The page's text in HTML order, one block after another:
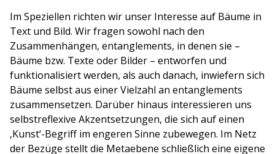
Im Speziellen richten wir unser Interesse auf Bäume in
Text und Bild. Wir fragen sowohl nach den
Zusammenhängen, entanglements, in denen sie –
Bäume bzw. Texte oder Bilder – entworfen und
funktionalisiert werden, als auch danach, inwiefern sich
Bäume selbst aus einer Vielzahl an entanglements
zusammensetzen. Darüber hinaus interessieren uns
selbstreflexive Akzentsetzungen, die sich auf einen
‚Kunst‘-Begriff im engeren Sinne zubewegen. Im Netz
der Bezüge stellt die Metaebene schließlich eine eigene